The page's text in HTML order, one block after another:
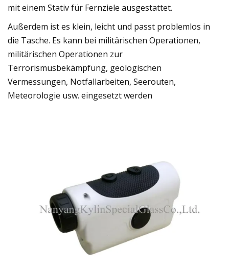
mit einem Stativ für Fernziele ausgestattet.
Außerdem ist es klein, leicht und passt problemlos in
die Tasche. Es kann bei militärischen Operationen,
militärischen Operationen zur
Terrorismusbekämpfung, geologischen
Vermessungen, Notfallarbeiten, Seerouten,
Meteorologie usw. eingesetzt werden